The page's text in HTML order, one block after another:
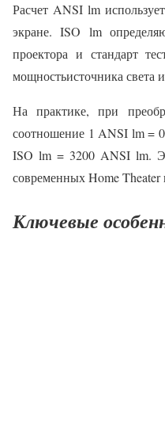
Расчет ANSI lm
экране. ISO lm
проектора и стандарт
мощностьисточника света
На практике, при
соотношение 1 ANSI lm =
ISO lm = 3200 ANSI lm.
современных Home Theater
Ключевые